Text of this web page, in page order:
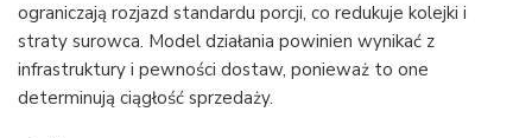
ograniczają rozjazd standardu porcji, co redukuje kolejki i
straty surowca. Model działania powinien wynikać z
infrastruktury i pewności dostaw, ponieważ to one
determinują ciągłość sprzedaży.